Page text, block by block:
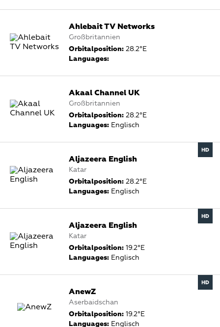
Ahlebait TV Networks
Großbritannien
Orbitalposition: 28.2°E
Languages:
Akaal Channel UK
Großbritannien
Orbitalposition: 28.2°E
Languages: Englisch
Aljazeera English
Katar
Orbitalposition: 28.2°E
Languages: Englisch
Aljazeera English
Katar
Orbitalposition: 19.2°E
Languages: Englisch
AnewZ
Aserbaidschan
Orbitalposition: 19.2°E
Languages: Englisch